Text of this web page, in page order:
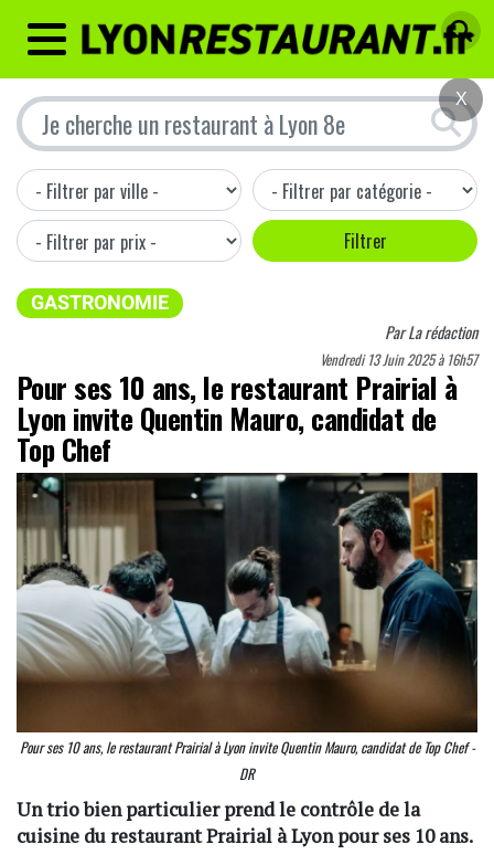
MENU
GASTRONOMIE
ParLa rédaction
Vendredi 13 Juin 2025 à 16h57
Pour ses 10 ans, le restaurant Prairial à
Lyon invite Quentin Mauro, candidat de
Top Chef
Pour ses 10 ans, le restaurant Prairial à Lyon invite Quentin Mauro, candidat de Top Chef -
DR
Un trio bien particulier prend le contrôle de la
cuisine du restaurant Prairial à Lyon pour ses 10 ans.
X